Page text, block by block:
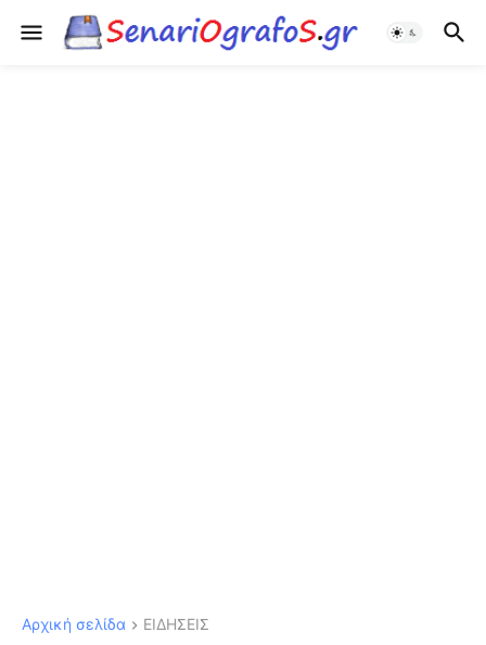
Αρχική σελίδα ΕΙΔΗΣΕΙΣ